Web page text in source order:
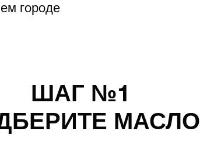
городе
ШАГ №1
МАСЛО